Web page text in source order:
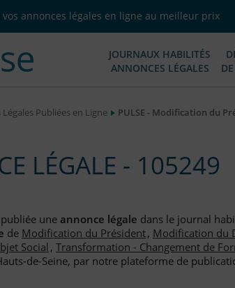
annonces légales en ligne au meilleur prix
JOURNAUX HABILITÉS
ANNONCES LÉGALES
Publiées en Ligne PULSE - Modification du
LÉGALE - 105249
publiée une annonce légale dans le journal
de Modification du Président, Modification du
Social, Transformation - Changement de
de-Seine, par notre plateforme de